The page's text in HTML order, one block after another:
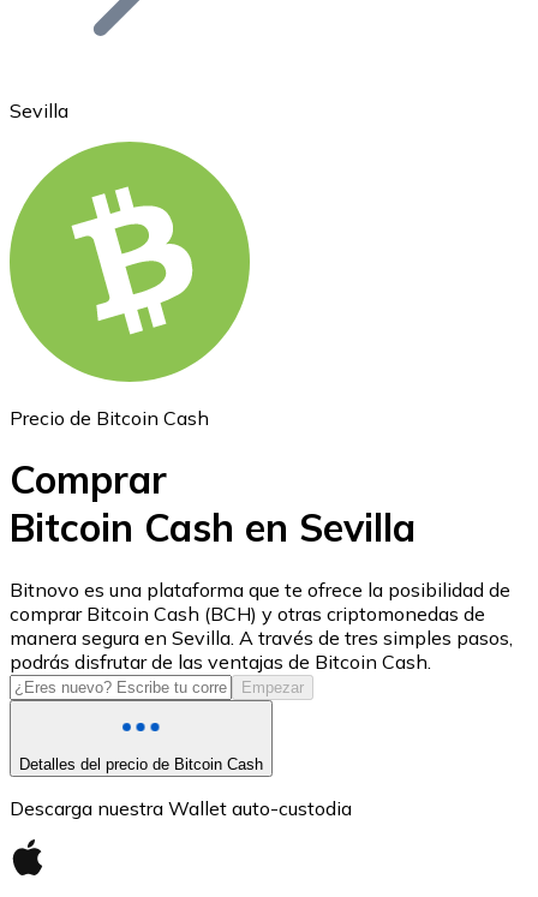
Ethereum
USD Coin
USDC
Sevilla
Precio de Bitcoin Cash
Comprar
Bitcoin Cash en Sevilla
Bitnovo es una plataforma que te ofrece la posibilidad de
comprar Bitcoin Cash (BCH) y otras criptomonedas de
manera segura en Sevilla. A través de tres simples pasos,
podrás disfrutar de las ventajas de Bitcoin Cash.
Empezar
Detalles del precio de Bitcoin Cash
Descarga nuestra Wallet auto-custodia